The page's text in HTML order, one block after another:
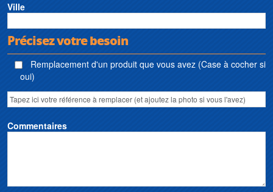
Ville
Précisez votre besoin
Remplacement d'un produit que vous avez (Case à cocher si
oui)
Commentaires